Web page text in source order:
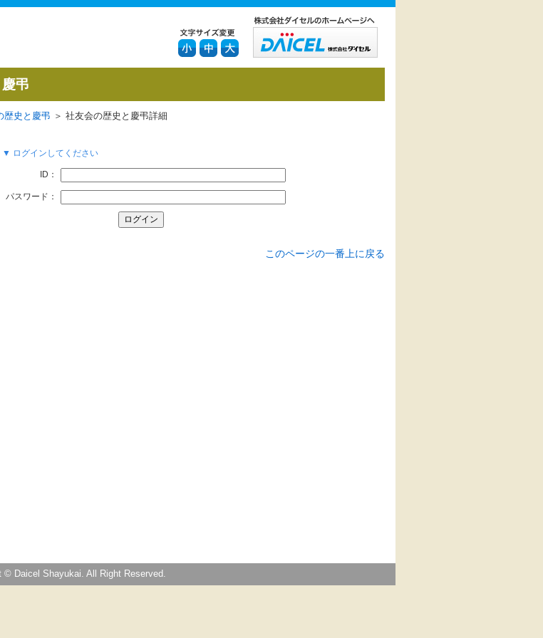
弔
歴史と慶弔 ＞ 社友会の歴史と慶弔詳細
▼ ログインしてください
ID：
パスワード：
このページの一番上に戻る
© Daicel Shayukai. All Right Reserved.